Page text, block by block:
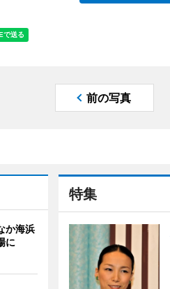
前の写真
特集
か海浜
に